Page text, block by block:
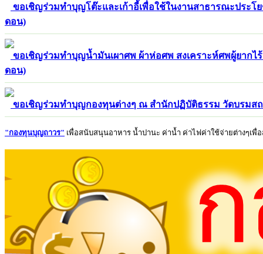
ขอเชิญร่วมทำบุญโต๊ะและเก้าอี้เพื่อใช้ในงานสาธารณะประโ
ดอน)
ขอเชิญร่วมทำบุญน้ำมันเผาศพ ผ้าห่อศพ สงเคราะห์ศพผู้ยากไ
ดอน)
ขอเชิญร่วมทำบุญกองทุนต่างๆ ณ สำนักปฏิบัติธรรม วัดบรมส
"กองทุนบุญถาวร" เพื่อสนับสนุนอาหาร น้ำปานะ ค่าน้ำ ค่าไฟค่าใช้จ่ายต่างๆ